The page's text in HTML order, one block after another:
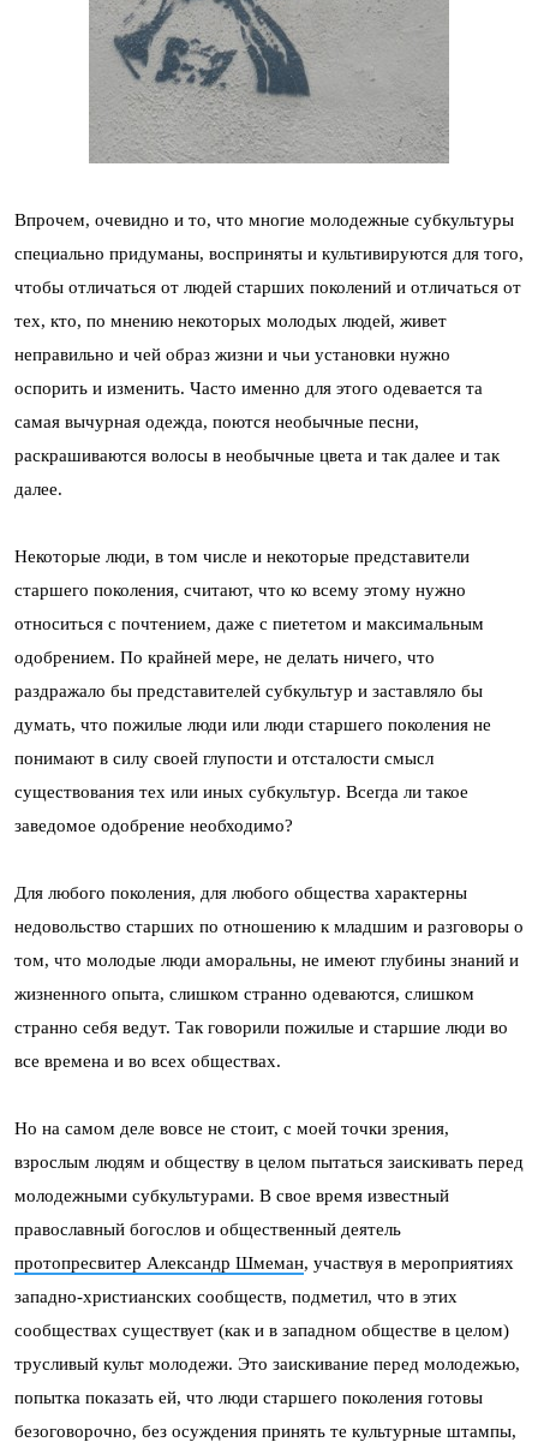
Впрочем, очевидно и то, что многие молодежные субкультуры
специально придуманы, восприняты и культивируются для того,
чтобы отличаться от людей старших поколений и отличаться от
тех, кто, по мнению некоторых молодых людей, живет
неправильно и чей образ жизни и чьи установки нужно
оспорить и изменить. Часто именно для этого одевается та
самая вычурная одежда, поются необычные песни,
раскрашиваются волосы в необычные цвета и так далее и так
далее.
Некоторые люди, в том числе и некоторые представители
старшего поколения, считают, что ко всему этому нужно
относиться с почтением, даже с пиететом и максимальным
одобрением. По крайней мере, не делать ничего, что
раздражало бы представителей субкультур и заставляло бы
думать, что пожилые люди или люди старшего поколения не
понимают в силу своей глупости и отсталости смысл
существования тех или иных субкультур. Всегда ли такое
заведомое одобрение необходимо?
Для любого поколения, для любого общества характерны
недовольство старших по отношению к младшим и разговоры о
том, что молодые люди аморальны, не имеют глубины знаний и
жизненного опыта, слишком странно одеваются, слишком
странно себя ведут. Так говорили пожилые и старшие люди во
все времена и во всех обществах.
Но на самом деле вовсе не стоит, с моей точки зрения,
взрослым людям и обществу в целом пытаться заискивать перед
молодежными субкультурами. В свое время известный
православный богослов и общественный деятель
протопресвитер Александр Шмеман, участвуя в мероприятиях
западно-христианских сообществ, подметил, что в этих
сообществах существует (как и в западном обществе в целом)
трусливый культ молодежи. Это заискивание перед молодежью,
попытка показать ей, что люди старшего поколения готовы
безоговорочно, без осуждения принять те культурные штампы,